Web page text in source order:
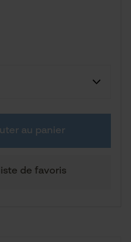
au panier
de favoris